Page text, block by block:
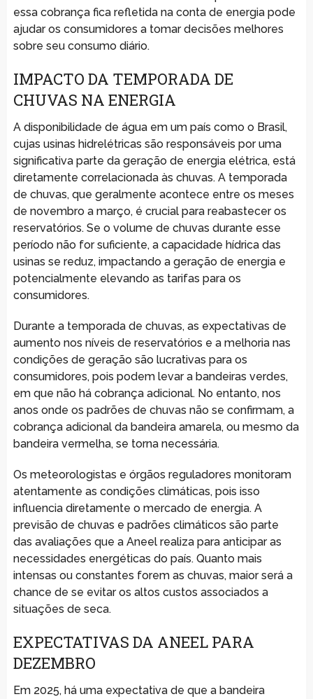
essa cobrança fica refletida na conta de energia pode
ajudar os consumidores a tomar decisões melhores
sobre seu consumo diário.
IMPACTO DA TEMPORADA DE
CHUVAS NA ENERGIA
A disponibilidade de água em um país como o Brasil,
cujas usinas hidrelétricas são responsáveis por uma
significativa parte da geração de energia elétrica, está
diretamente correlacionada às chuvas. A temporada
de chuvas, que geralmente acontece entre os meses
de novembro a março, é crucial para reabastecer os
reservatórios. Se o volume de chuvas durante esse
período não for suficiente, a capacidade hídrica das
usinas se reduz, impactando a geração de energia e
potencialmente elevando as tarifas para os
consumidores.
Durante a temporada de chuvas, as expectativas de
aumento nos níveis de reservatórios e a melhoria nas
condições de geração são lucrativas para os
consumidores, pois podem levar a bandeiras verdes,
em que não há cobrança adicional. No entanto, nos
anos onde os padrões de chuvas não se confirmam, a
cobrança adicional da bandeira amarela, ou mesmo da
bandeira vermelha, se torna necessária.
Os meteorologistas e órgãos reguladores monitoram
atentamente as condições climáticas, pois isso
influencia diretamente o mercado de energia. A
previsão de chuvas e padrões climáticos são parte
das avaliações que a Aneel realiza para anticipar as
necessidades energéticas do país. Quanto mais
intensas ou constantes forem as chuvas, maior será a
chance de se evitar os altos custos associados a
situações de seca.
EXPECTATIVAS DA ANEEL PARA
DEZEMBRO
Em 2025, há uma expectativa de que a bandeira